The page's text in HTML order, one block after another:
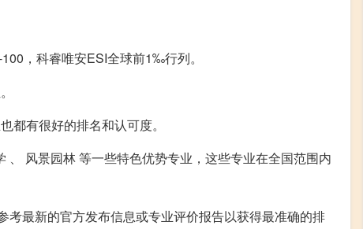
，科睿唯安ESI全球前1‰行列。
都有很好的排名和认可度。
风景园林 等一些特色优势专业，这些专业在全国范围内
最新的官方发布信息或专业评价报告以获得最准确的排